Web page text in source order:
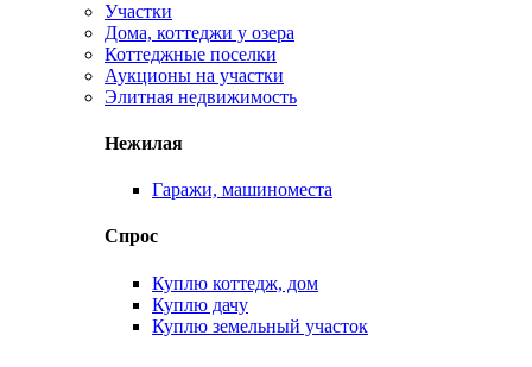
Участки
Дома, коттеджи у озера
Коттеджные поселки
Аукционы на участки
Элитная недвижимость
Нежилая
Гаражи, машиноместа
Спрос
Куплю коттедж, дом
Куплю дачу
Куплю земельный участок